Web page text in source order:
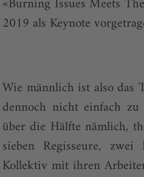
2019 als Key­note
Wie männlich ist also das
dennoch nicht einfach zu
über die Hälfte nämlich,
sieben Regisseure,
Kollektiv mit ihren